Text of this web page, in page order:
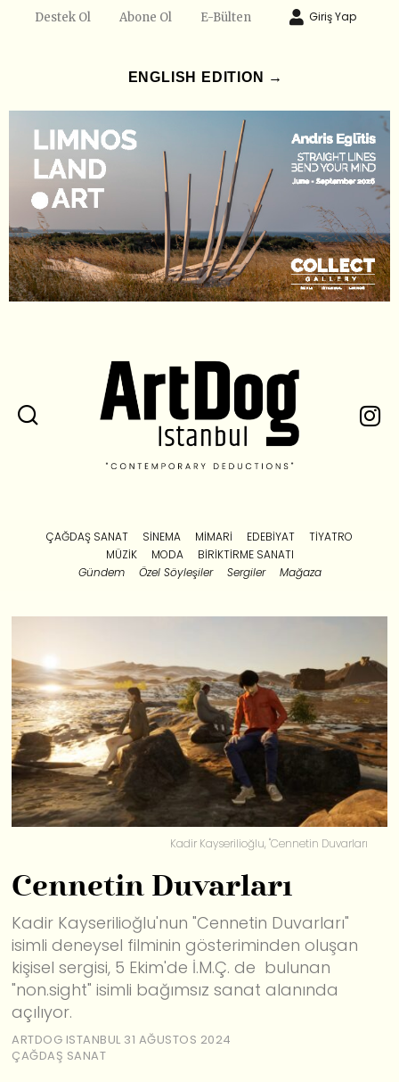
Destek Ol Abone Ol E-Bülten Giriş Yap
ENGLISH EDITION →
ÇAĞDAŞ SANAT SINEMA MIMARI EDEBIYAT
TIYATRO
MÜZIK
MODA
BIRIKTIRME SANATI
Gündem
Özel Söyleşiler Sergiler Mağaza
Kadir Kayserilioğlu, "Cennetin Duvarları
Cennetin Duvarları
Kadir Kayserilioğlu'nun "Cennetin Duvarları"
isimli deneysel filminin gösteriminden oluşan
kişisel sergisi, 5 Ekim'de İ.M.Ç. de bulunan
"non.sight" isimli bağımsız sanat alanında
açılıyor.
ARTDOG ISTANBUL 31 AĞUSTOS 2024
ÇAĞDAŞ SANAT